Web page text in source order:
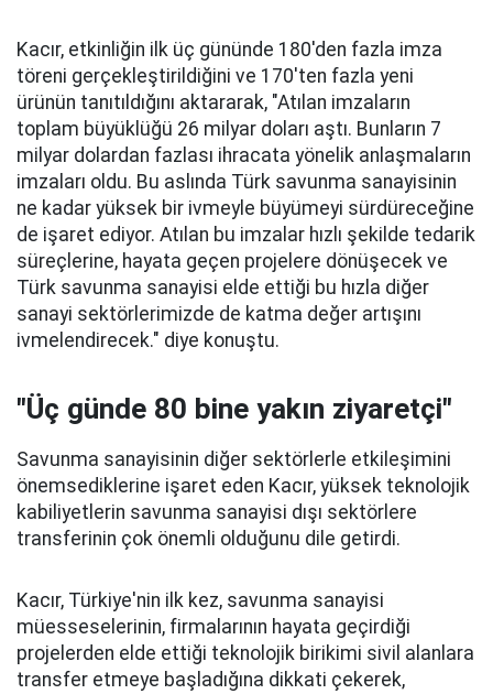
Kacır, etkinliğin ilk üç gününde 180'den fazla imza
töreni gerçekleştirildiğini ve 170'ten fazla yeni
ürünün tanıtıldığını aktararak, "Atılan imzaların
toplam büyüklüğü 26 milyar doları aştı. Bunların 7
milyar dolardan fazlası ihracata yönelik anlaşmaların
imzaları oldu. Bu aslında Türk savunma sanayisinin
ne kadar yüksek bir ivmeyle büyümeyi sürdüreceğine
de işaret ediyor. Atılan bu imzalar hızlı şekilde tedarik
süreçlerine, hayata geçen projelere dönüşecek ve
Türk savunma sanayisi elde ettiği bu hızla diğer
sanayi sektörlerimizde de katma değer artışını
ivmelendirecek." diye konuştu.
"Üç günde 80 bine yakın ziyaretçi"
Savunma sanayisinin diğer sektörlerle etkileşimini
önemsediklerine işaret eden Kacır, yüksek teknolojik
kabiliyetlerin savunma sanayisi dışı sektörlere
transferinin çok önemli olduğunu dile getirdi.
Kacır, Türkiye'nin ilk kez, savunma sanayisi
müesseselerinin, firmalarının hayata geçirdiği
projelerden elde ettiği teknolojik birikimi sivil alanlara
transfer etmeye başladığına dikkati çekerek,